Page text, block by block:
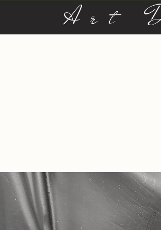
Art